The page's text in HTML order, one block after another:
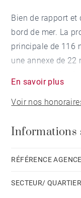
Bien de rapport et
bord de mer. La
principale de 116
une annexe de 22
une haie
remise au goût du
partie de 75 m²
partie de 41 m²
En savoir plus
Voir nos
Informations
RÉFÉRENCE AGENCE
SECTEUR/ QUARTIER